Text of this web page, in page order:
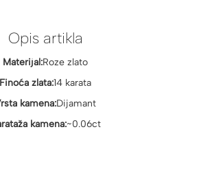
Opis artikla
Materijal:Roze zlato
Finoća zlata:14 karata
kamena:Dijamant
kamena:~0.06ct